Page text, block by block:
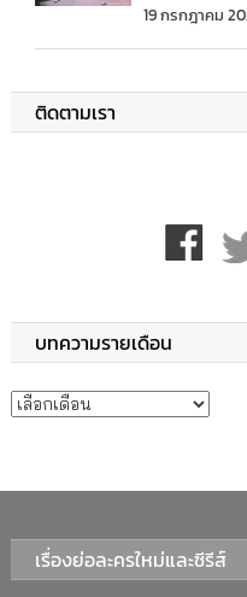
19 กรกฎาคม
ติดตามเรา
บทความรายเดือน
บทความรายเดือน
เรื่องย่อละครใหม่และซีรีส์